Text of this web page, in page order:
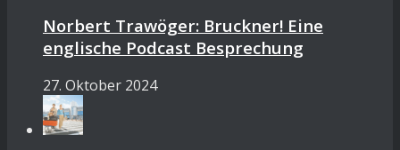
Norbert Trawöger: Bruckner! Eine
englische Podcast Besprechung
27. Oktober 2024